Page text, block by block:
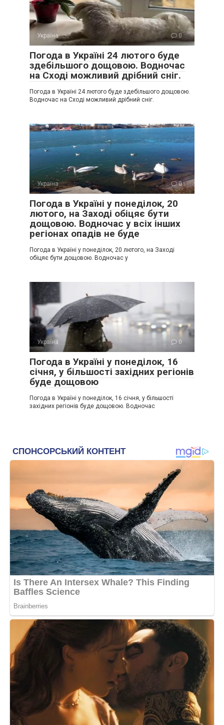
Україна 0
Погода в Україні 24 лютого буде
здебільшого дощовою. Водночас
на Сході можливий дрібний сніг.
Погода в Україні 24 лютого буде здебільшого дощовою.
Водночас на Сході можливий дрібний сніг.
Україна 0
Погода в Україні у понеділок, 20
лютого, на Заході обіцяє бути
дощовою. Водночас у всіх інших
регіонах опадів не буде
Погода в Україні у понеділок, 20 лютого, на Заході
обіцяє бути дощовою. Водночас у
Україна 0
Погода в Україні у понеділок, 16
січня, у більшості західних регіонів
буде дощовою
Погода в Україні у понеділок, 16 січня, у більшості
західних регіонів буде дощовою. Водночас